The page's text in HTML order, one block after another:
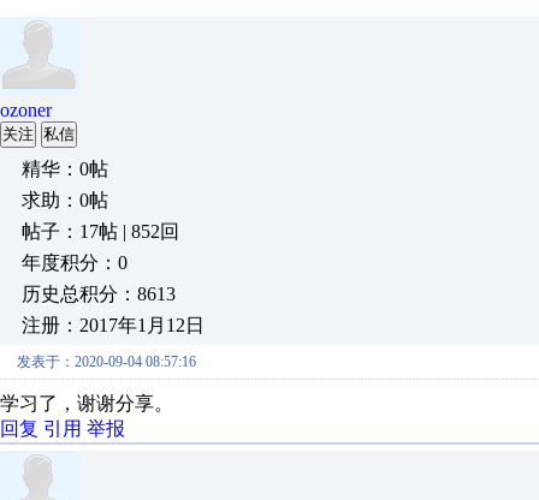
ozoner
关注 私信
精华：0帖
求助：0帖
帖子：17帖 | 852回
年度积分：0
历史总积分：8613
注册：2017年1月12日
发表于：2020-09-04 08:57:16
学习了，谢谢分享。
回复 引用 举报